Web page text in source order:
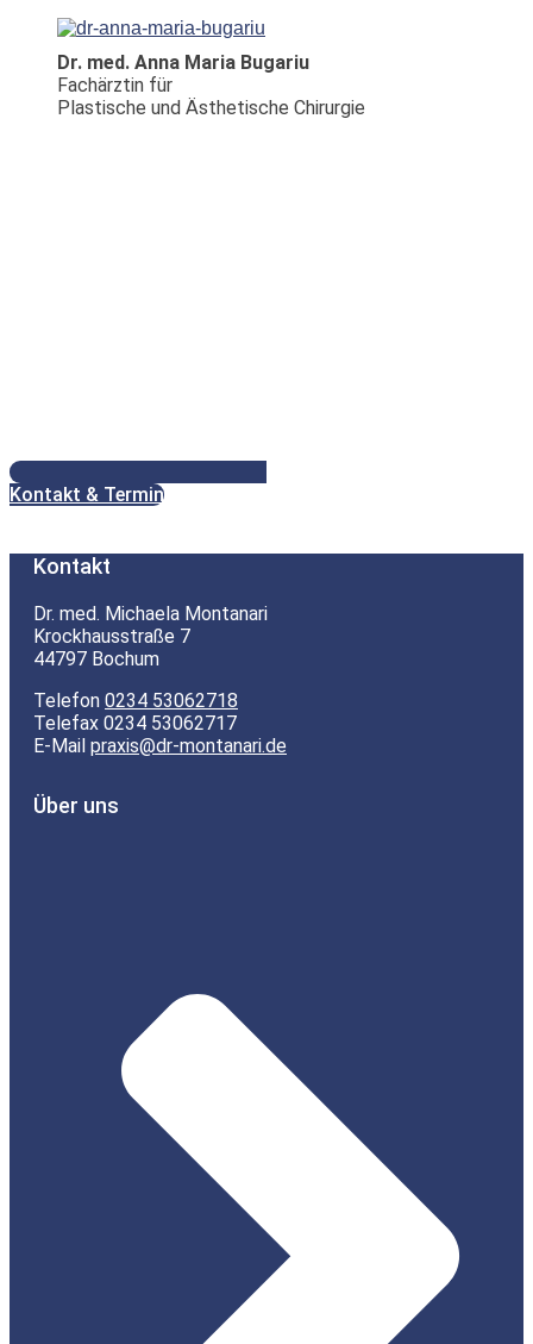
Dr. med. Anna Maria Bugariu
Fachärztin für
Plastische und Ästhetische Chirurgie
Kontakt & Termin
Kontakt
Dr. med. Michaela Montanari
Krockhausstraße 7
44797 Bochum
Telefon 0234 53062718
Telefax 0234 53062717
E-Mail praxis@dr-montanari.de
Über uns